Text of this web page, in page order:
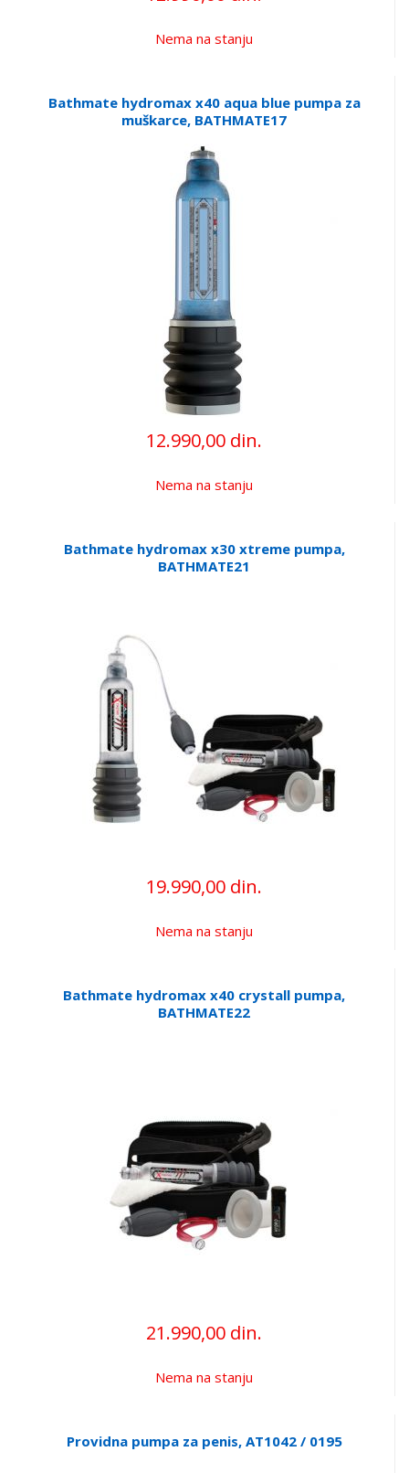
Nema na stanju
Bathmate hydromax x40 aqua blue pumpa za
muškarce, BATHMATE17
12.990,00 din.
Nema na stanju
Bathmate hydromax x30 xtreme pumpa,
BATHMATE21
19.990,00 din.
Nema na stanju
Bathmate hydromax x40 crystall pumpa,
BATHMATE22
21.990,00 din.
Nema na stanju
Providna pumpa za penis, AT1042 / 0195